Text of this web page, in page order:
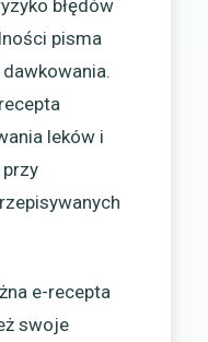
błędów
pisma
leków i
przy
e-recepta
swoje